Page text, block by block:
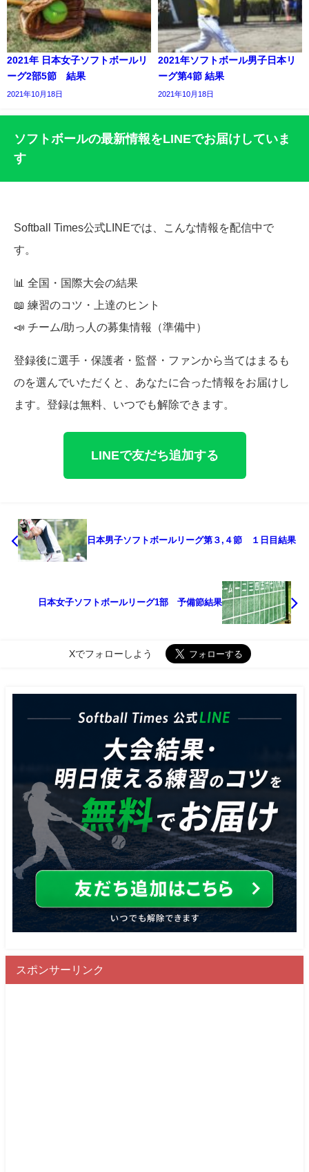
2021年 日本女子ソフトボールリ
ーグ2部5節 結果
2021年10月18日
2021年ソフトボール男子日本リ
ーグ第4節 結果
2021年10月18日
ソフトボールの最新情報をLINEでお届けしていま
す
Softball Times公式LINEでは、こんな情報を配信中で
す。
📊 全国・国際大会の結果
📖 練習のコツ・上達のヒント
📣 チーム/助っ人の募集情報（準備中）
登録後に選手・保護者・監督・ファンから当てはまるも
のを選んでいただくと、あなたに合った情報をお届けし
ます。登録は無料、いつでも解除できます。
LINEで友だち追加する
日本男子ソフトボールリーグ第３,４節 １日目結果
日本女子ソフトボールリーグ1部 予備節結果
Xでフォローしよう
スポンサーリンク